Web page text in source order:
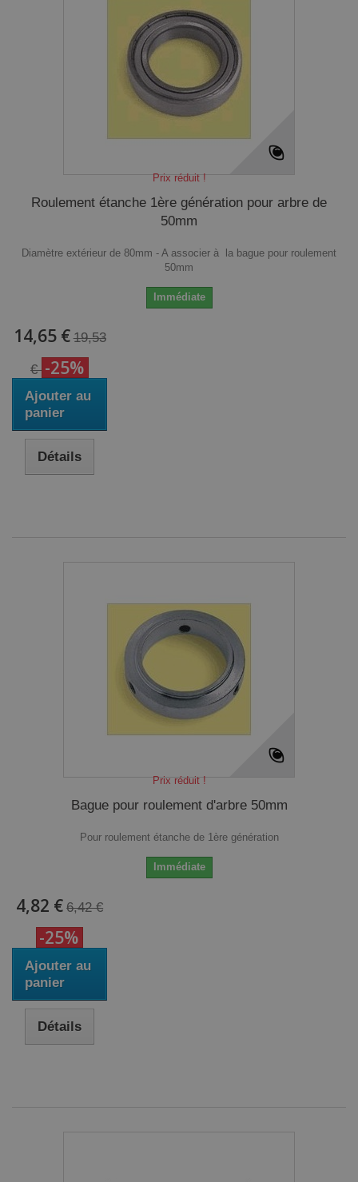
Prix réduit !
Roulement étanche 1ère génération pour arbre de
50mm
Diamètre extérieur de 80mm - A associer à la bague pour roulement
50mm
Immédiate
14,65 € 19,53
€ -25%
Ajouter au
panier
Détails
Prix réduit !
Bague pour roulement d'arbre 50mm
Pour roulement étanche de 1ère génération
Immédiate
4,82 € 6,42 €
-25%
Ajouter au
panier
Détails